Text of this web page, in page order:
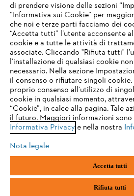
Service
Termini e condizioni generali
Note legali Cookies
Andreas STIHL S.p.A. - Viale delle Industrie, 15
20040 Cambiago (MI)
Email:info@stihl.it
Numero di partita IVA: 09883420151.
Società a socio unico, soggetta a direzione
IHR BROWSER WIRD
UNTERSTÜTZT
Sie nutzen einen Browser, den wir
eine optimale Nutzung unserer Seite
einem der folgenden Browser zu
firefox
safari
di prendere visione delle sezioni
“Informativa sui Cookie” per
che noi e terze parti facciamo dei
“Accetta tutti” l’utente acconsente
cookie e a tutte le attività di
associate. Cliccando "Rifiuta tutti"
l’installazione di qualsiasi cookie
necessario. Nella sezione
il consenso o rifiutare singoli
proprio consenso all'utilizzo di
cookie in qualsiasi momento,
“Cookie”, in calce alla pagina. Tale
il futuro. Maggiori informazioni
Informativa Privacy e nella nostra
Nota legale
Accetta tutti
Rifiuta tutti